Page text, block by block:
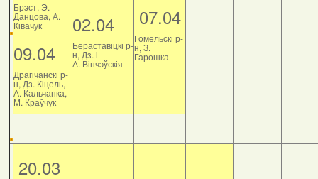
Брэст, Э.
Данцова, А.
Ківачук
09.04
Драгічанскі р-
н, Дз. Кіцель,
А. Кальчанка,
М. Краўчук
02.04
Бераставіцкі р-
н, Дз. і
А. Вінчэўскія
07.04
Гомельскі р-
н, З.
Гарошка
20.03